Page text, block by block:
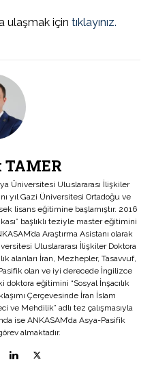
ulaşmak için tıklayınız.
TAMER
Üniversitesi Uluslararası İlişkiler
yıl Gazi Üniversitesi Ortadoğu ve
lisans eğitimine başlamıştır. 2016
başlıklı teziyle master eğitimini
Araştırma Asistanı olarak
Uluslararası İlişkiler Doktora
alanları İran, Mezhepler, Tasavvuf,
olan ve iyi derecede İngilizce
eğitimini “Sosyal İnşacılık
Çerçevesinde İran İslam
ve Mehdilik” adlı tez çalışmasıyla
ise ANKASAM’da Asya-Pasifik
almaktadır.